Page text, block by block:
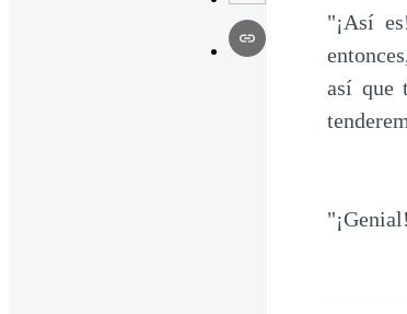
"¡Así
así que